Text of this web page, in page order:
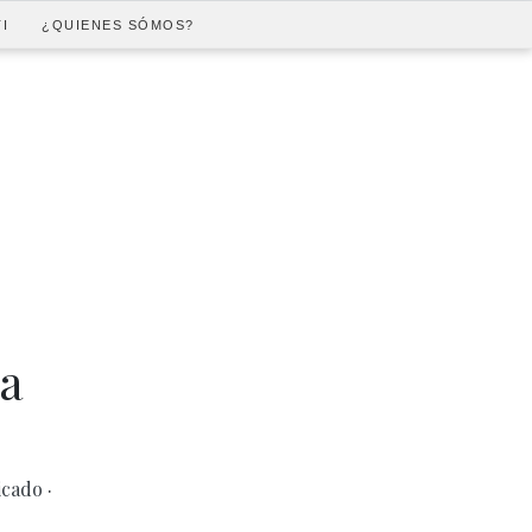
¿QUIENES SÓMOS?
·